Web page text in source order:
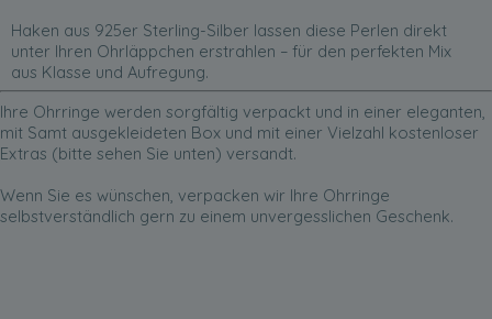
Haken aus 925er Sterling-Silber lassen diese Perlen direkt
unter Ihren Ohrläppchen erstrahlen – für den perfekten Mix
aus Klasse und Aufregung.
Ihre Ohrringe werden sorgfältig verpackt und in einer eleganten,
mit Samt ausgekleideten Box und mit einer Vielzahl kostenloser
Extras (bitte sehen Sie unten) versandt.
Wenn Sie es wünschen, verpacken wir Ihre Ohrringe
selbstverständlich gern zu einem unvergesslichen Geschenk.